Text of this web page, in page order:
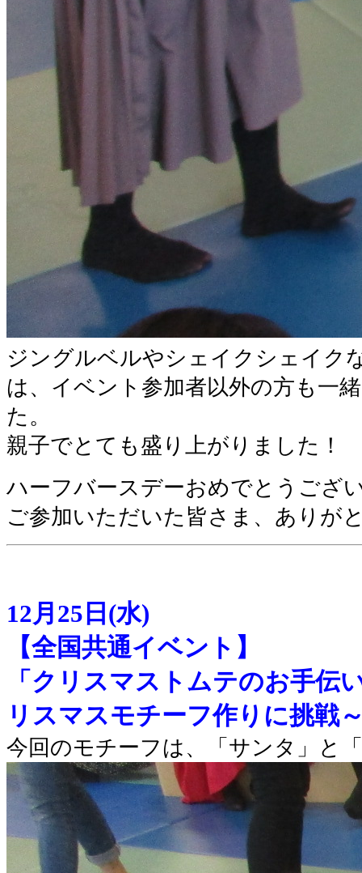
ジングルベルやシェイクシェイク
は、イベント参加者以外の方も一
た。
親子でとても盛り上がりました！
ハーフバースデーおめでとうござ
ご参加いただいた皆さま、ありが
12月25日(水)
【全国共通イベント】
「クリスマストムテのお手伝
リスマスモチーフ作りに挑戦
今回のモチーフは、「サンタ」と